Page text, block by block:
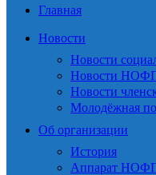
Главная
Новости
Новости
Новости
Новости
Молодёжная
Об организации
История
Аппарат